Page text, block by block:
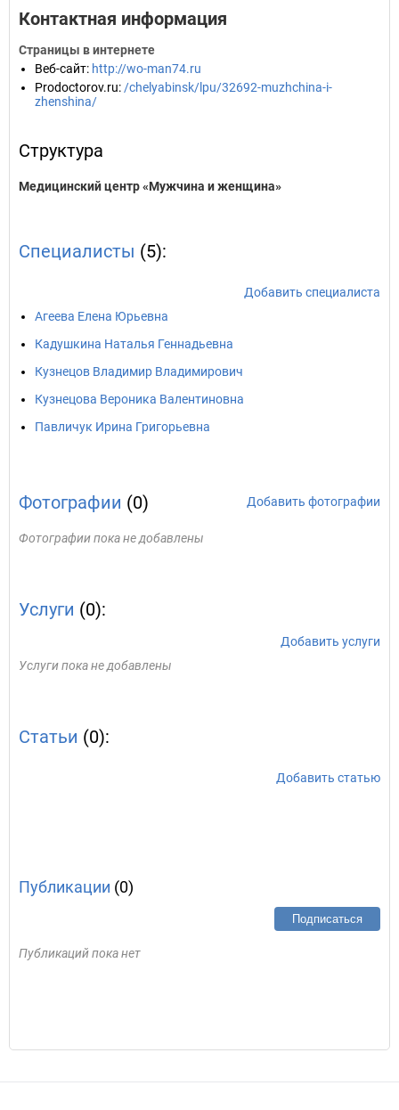
Контактная информация
Страницы в интернете
Веб-сайт: http://wo-man74.ru
Prodoctorov.ru: /chelyabinsk/lpu/32692-muzhchina-i-
zhenshina/
Структура
Медицинский центр «Мужчина и женщина»
Специалисты (5):
Добавить специалиста
Агеева Елена Юрьевна
Кадушкина Наталья Геннадьевна
Кузнецов Владимир Владимирович
Кузнецова Вероника Валентиновна
Павличук Ирина Григорьевна
Фотографии (0) Добавить фотографии
Фотографии пока не добавлены
Услуги (0):
Добавить услуги
Услуги пока не добавлены
Статьи (0):
Добавить статью
Публикации (0)
Подписаться
Публикаций пока нет